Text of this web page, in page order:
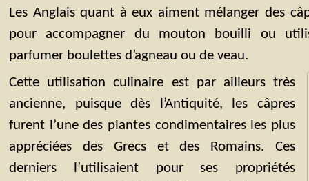
Les Anglais quant à eux aiment mélanger des
pour accompagner du mouton bouilli ou
parfumer boulettes d’agneau ou de veau.
Cette utilisation culinaire est par ailleurs très
ancienne, puisque dès l’Antiquité, les câpres
furent l’une des plantes condimentaires les plus
appréciées des Grecs et des Romains. Ces
derniers l’utilisaient pour ses propriétés